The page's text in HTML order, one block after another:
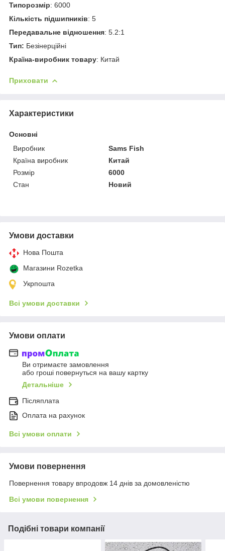
Типорозмір: 6000
Кількість підшипників: 5
Передавальне відношення: 5.2:1
Тип: Безінерційні
Країна-виробник товару: Китай
Приховати
Характеристики
Основні
Виробник
Sams Fish
Країна виробник
Китай
Розмір
6000
Стан
Новий
Умови доставки
Нова Пошта
Магазини Rozetka
Укрпошта
Всі умови доставки
Умови оплати
Ви отримаєте замовлення
або гроші повернуться на вашу картку
Детальніше
Післяплата
Оплата на рахунок
Всі умови оплати
Умови повернення
Повернення товару впродовж 14 днів за домовленістю
Всі умови повернення
Подібні товари компанії